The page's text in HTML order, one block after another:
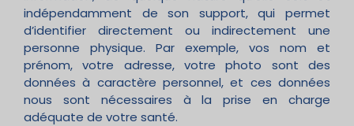
indépendamment de son support, qui permet
d’identifier directement ou indirectement une
personne physique. Par exemple, vos nom et
prénom, votre adresse, votre photo sont des
données à caractère personnel, et ces données
nous sont nécessaires à la prise en charge
adéquate de votre santé.